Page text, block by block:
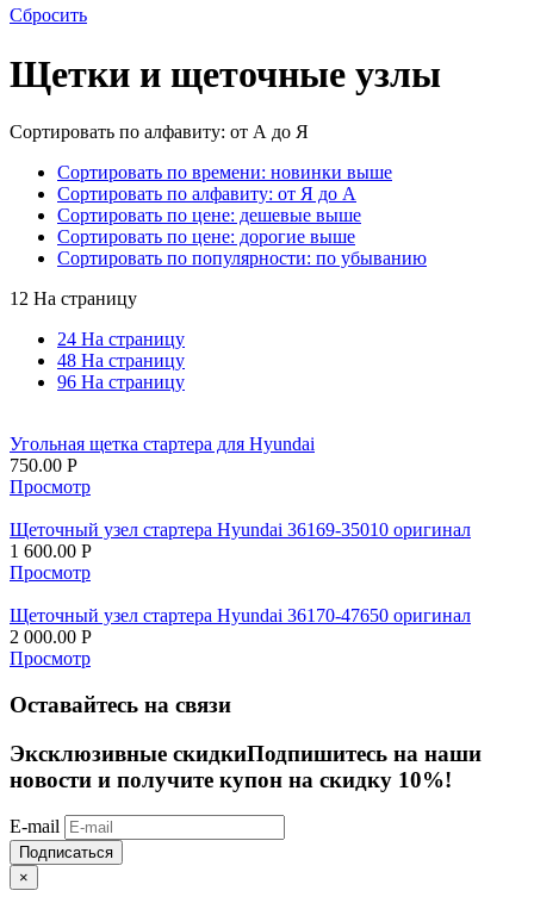
Сбросить
Щетки и щеточные узлы
Сортировать по алфавиту: от А до Я
Сортировать по времени: новинки выше
Сортировать по алфавиту: от Я до А
Сортировать по цене: дешевые выше
Сортировать по цене: дорогие выше
Сортировать по популярности: по убыванию
12 На страницу
24 На страницу
48 На страницу
96 На страницу
Угольная щетка стартера для Hyundai
750.00 Р
Просмотр
Щеточный узел стартера Hyundai 36169-35010 оригинал
1 600.00 Р
Просмотр
Щеточный узел стартера Hyundai 36170-47650 оригинал
2 000.00 Р
Просмотр
Оставайтесь на связи
Эксклюзивные скидкиПодпишитесь на наши
новости и получите купон на скидку 10%!
E-mail
Подписаться
×